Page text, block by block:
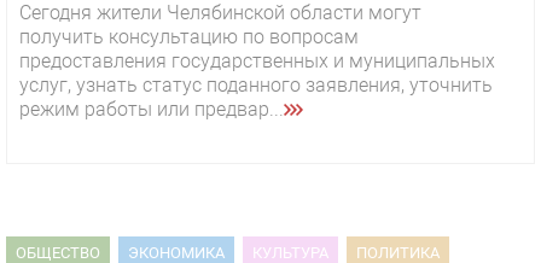
Сегодня жители Челябинской области могут
получить консультацию по вопросам
предоставления государственных и муниципальных
услуг, узнать статус поданного заявления, уточнить
режим работы или предвар...
ОБЩЕСТВО ЭКОНОМИКА КУЛЬТУРА ПОЛИТИКА